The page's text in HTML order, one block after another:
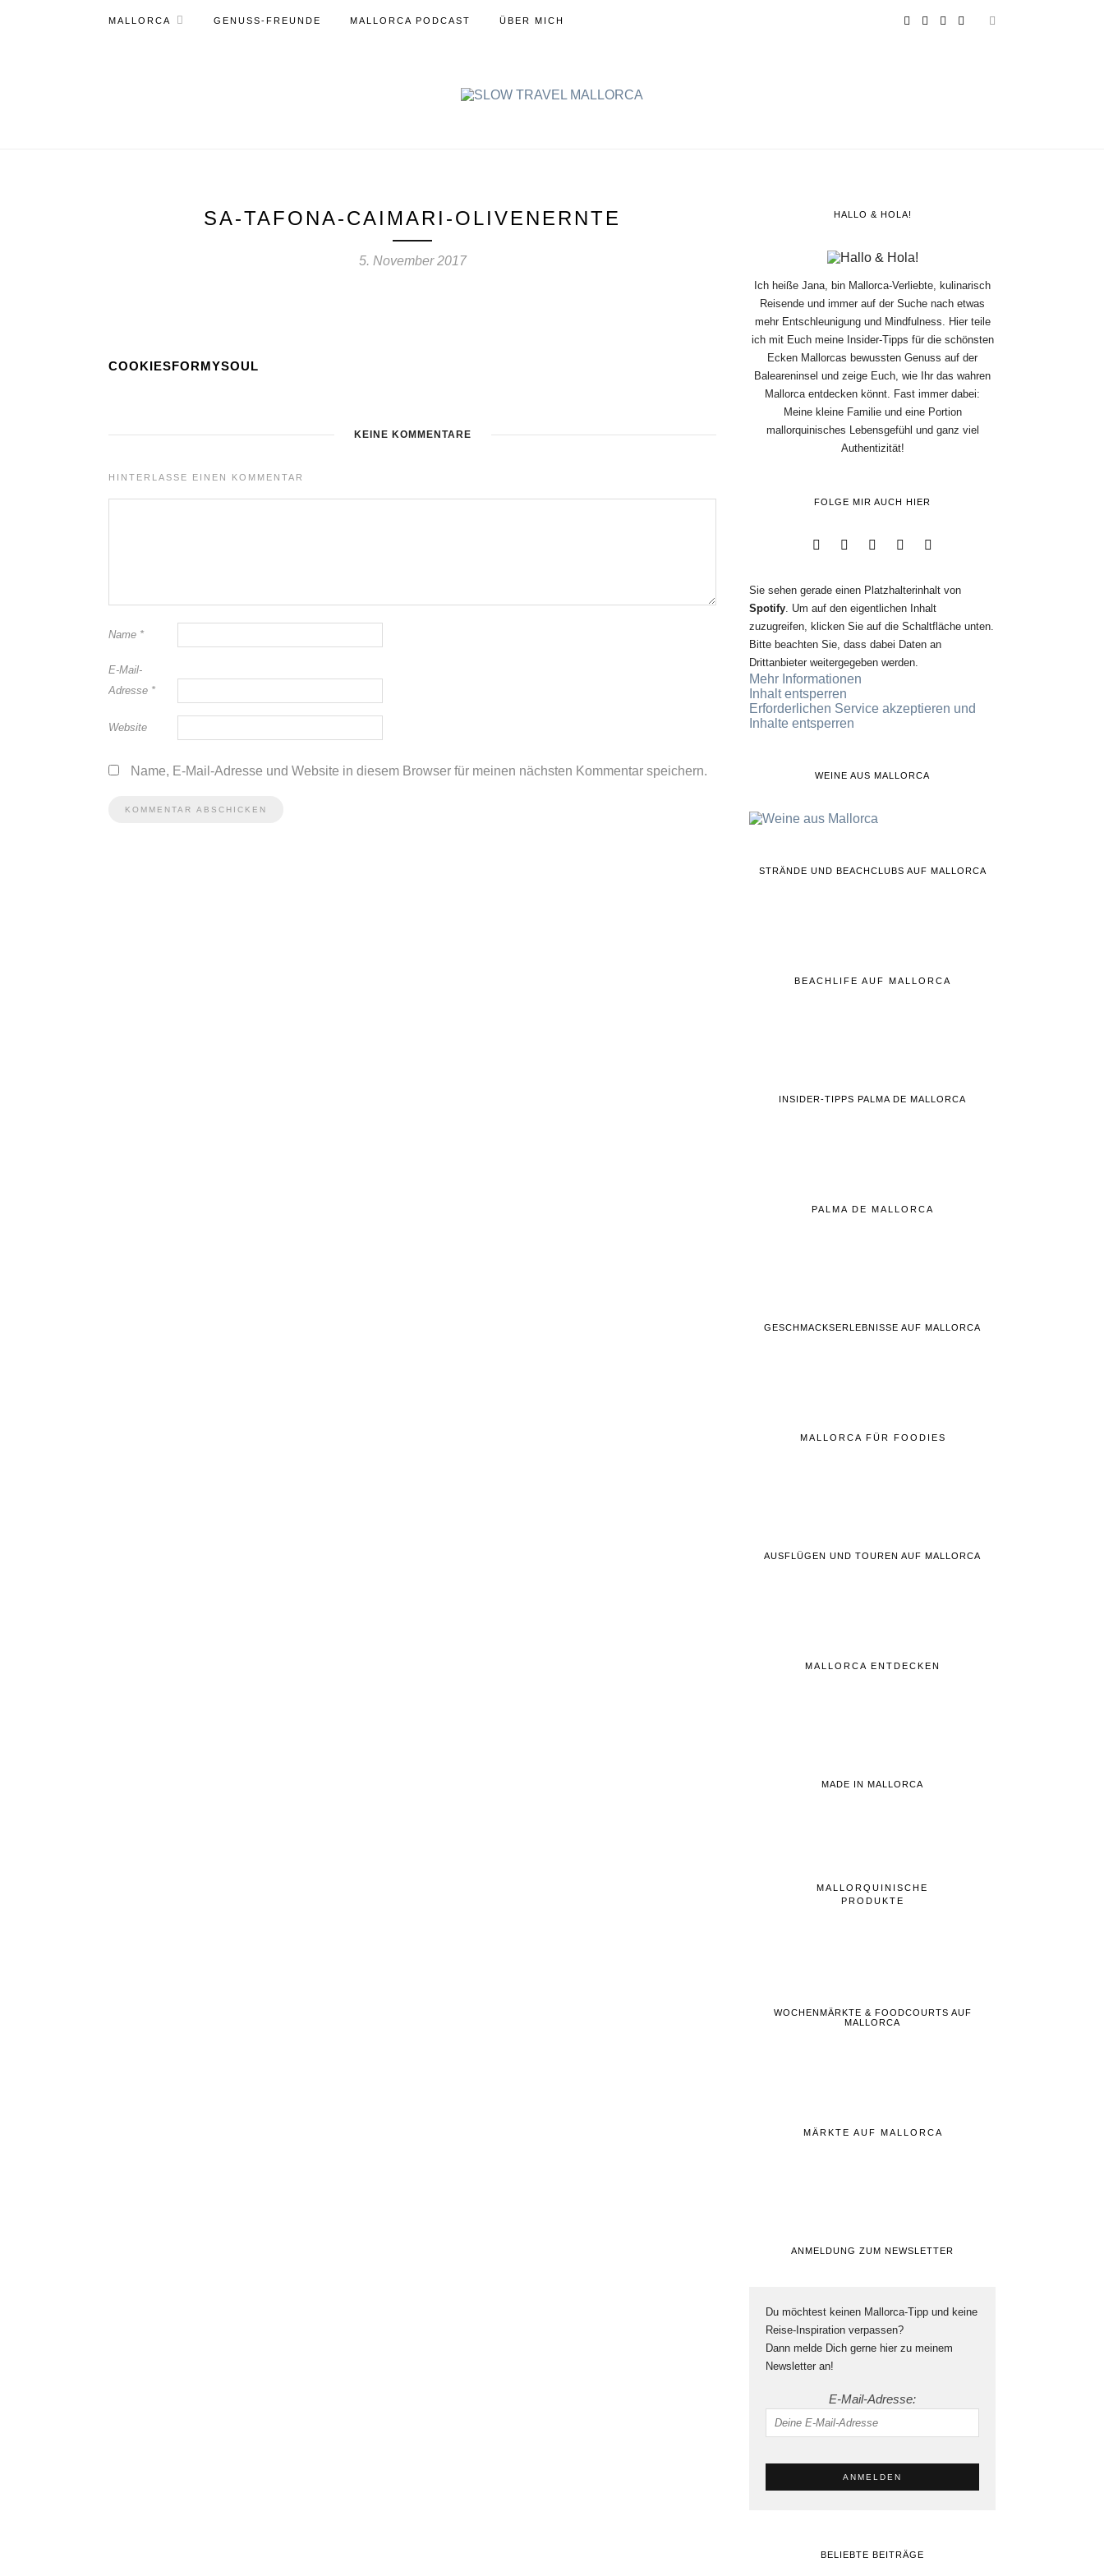
MALLORCA GENUSS-FREUNDE MALLORCA PODCAST ÜBER MICH
SA-TAFONA-CAIMARI-OLIVENERNTE
5. November 2017
COOKIESFORMYSOUL
KEINE KOMMENTARE
HINTERLASSE EINEN KOMMENTAR
Name *
E-Mail-
Adresse *
Website
Name, E-Mail-Adresse und Website in diesem Browser für meinen nächsten Kommentar speichern.
HALLO & HOLA!
Ich heiße Jana, bin Mallorca-Verliebte, kulinarisch
Reisende und immer auf der Suche nach etwas
mehr Entschleunigung und Mindfulness. Hier teile
ich mit Euch meine Insider-Tipps für die schönsten
Ecken Mallorcas bewussten Genuss auf der
Baleareninsel und zeige Euch, wie Ihr das wahren
Mallorca entdecken könnt. Fast immer dabei:
Meine kleine Familie und eine Portion
mallorquinisches Lebensgefühl und ganz viel
Authentizität!
FOLGE MIR AUCH HIER
Sie sehen gerade einen Platzhalterinhalt von
Spotify . Um auf den eigentlichen Inhalt
zuzugreifen, klicken Sie auf die Schaltfläche unten.
Bitte beachten Sie, dass dabei Daten an
Drittanbieter weitergegeben werden.
Mehr Informationen
Inhalt entsperren
Erforderlichen Service akzeptieren und
Inhalte entsperren
WEINE AUS MALLORCA
STRÄNDE UND BEACHCLUBS AUF MALLORCA
BEACHLIFE AUF MALLORCA
INSIDER-TIPPS PALMA DE MALLORCA
PALMA DE MALLORCA
GESCHMACKSERLEBNISSE AUF MALLORCA
MALLORCA FÜR FOODIES
AUSFLÜGEN UND TOUREN AUF MALLORCA
MALLORCA ENTDECKEN
MADE IN MALLORCA
MALLORQUINISCHE
PRODUKTE
WOCHENMÄRKTE & FOODCOURTS AUF
MALLORCA
MÄRKTE AUF MALLORCA
ANMELDUNG ZUM NEWSLETTER
Du möchtest keinen Mallorca-Tipp und keine
Reise-Inspiration verpassen?
Dann melde Dich gerne hier zu meinem
Newsletter an!
E-Mail-Adresse:
BELIEBTE BEITRÄGE